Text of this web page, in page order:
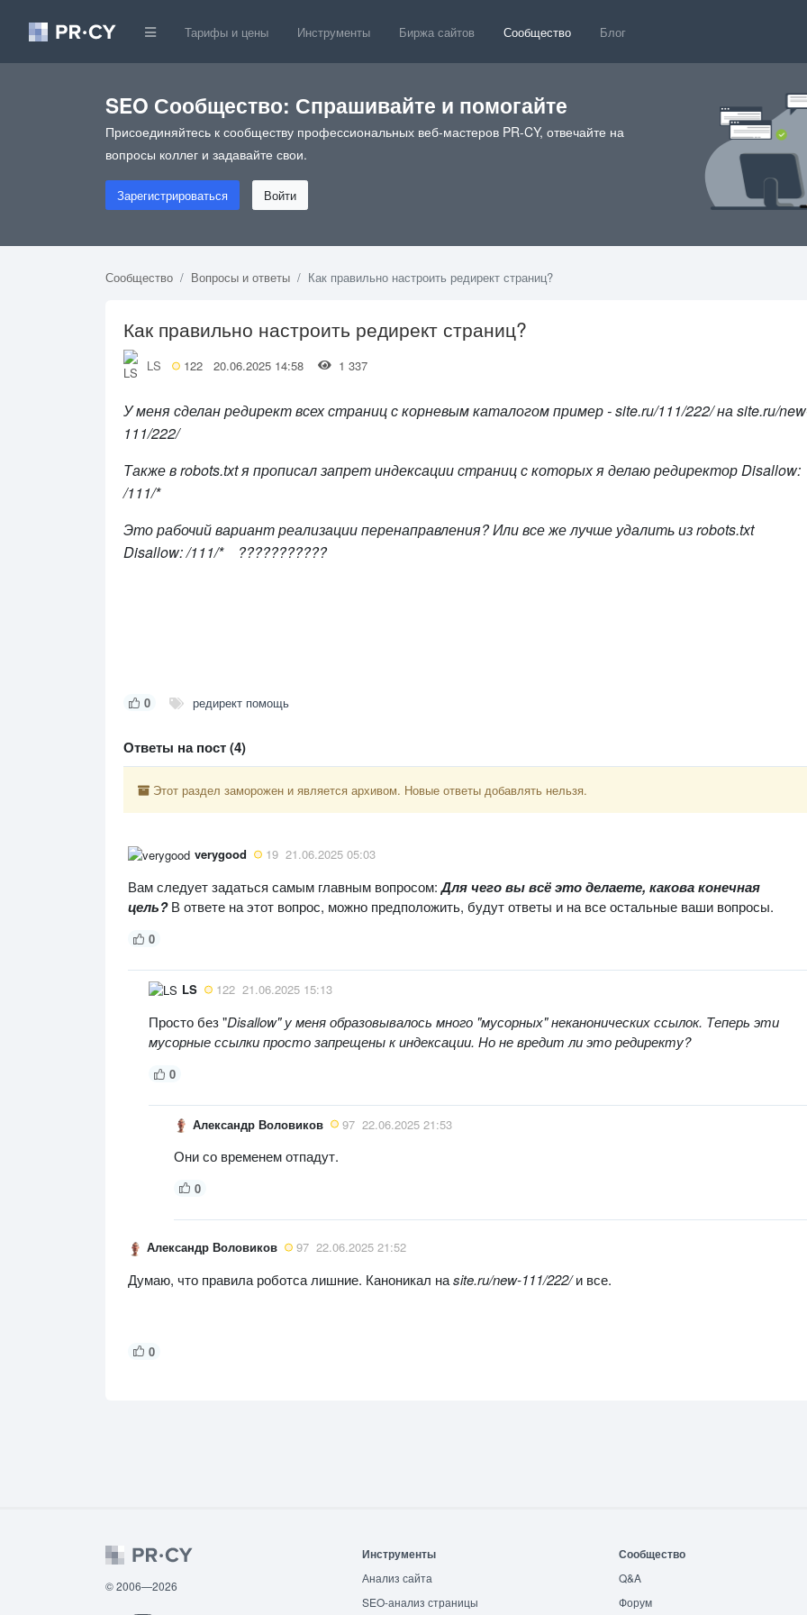
Тарифы и цены Инструменты Биржа сайтов Сообщество Блог
SEO Сообщество: Спрашивайте и помогайте
Присоединяйтесь к сообществу профессиональных веб-мастеров PR-CY, отвечайте на
вопросы коллег и задавайте свои.
Зарегистрироваться Войти
Сообщество Вопросы и ответы Как правильно настроить редирект страниц?
Как правильно настроить редирект страниц?
LS 122 20.06.2025 14:58 1 337
У меня сделан редирект всех страниц с корневым каталогом пример -site.ru/111/222/ наsite.ru/
111/222/
Также в robots.txt я прописал запрет индексации страниц с которых я делаю редиректорDisallow:
/111/*
Это рабочий вариант реализации перенаправления? Или все же лучше удалить из robots.txt
Disallow: /111/* ???????????
0 редирект помощь
Ответы на пост (4)
Этот раздел заморожен и является архивом. Новые ответы добавлять нельзя.
verygood 19 21.06.2025 05:03
Вам следует задаться самым главным вопросом:Для чего вы всё это делаете, какова конечная
цель?В ответе на этот вопрос, можно предположить, будут ответы и на все остальные ваши вопросы.
0
LS 122 21.06.2025 15:13
Просто без "Disallow" у меня образовывалось много "мусорных" неканонических ссылок. Теперь эти
мусорные ссылки просто запрещены к индексации. Но не вредит ли это редиректу?
0
Александр Воловиков 97 22.06.2025 21:53
Они со временем отпадут.
0
Александр Воловиков 97 22.06.2025 21:52
Думаю, что правила роботса лишние. Каноникал наsite.ru/new-111/222/и все.
0
© 2006—2026
Инструменты
Анализ сайта
SEO-анализ страницы
Сообщество
Q&A
Форум